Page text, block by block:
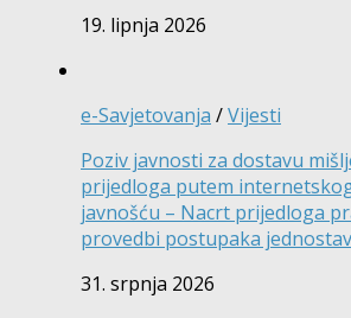
19. lipnja 2026
e-Savjetovanja /Vijesti
Poziv javnosti za dostavu
prijedloga putem
javnošću – Nacrt prijedloga
provedbi postupaka
31. srpnja 2026